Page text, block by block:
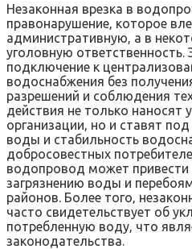
Незаконная врезка в
правонарушение‚ которое
административную‚ а в
уголовную
подключение к
водоснабжения без
разрешений и соблюдения
действия не только
организации‚ но и ставят
воды и стабильность
добросовестных
водопровод может привести
загрязнению воды и
районов. Более того‚
часто свидетельствует об
потребленную воду‚ что
законодательства.